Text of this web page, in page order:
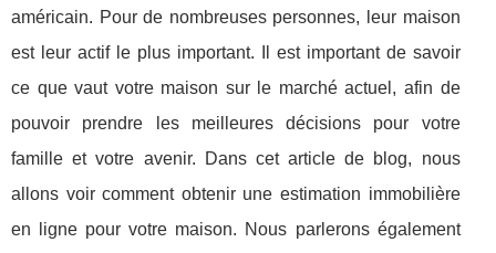
américain. Pour de nombreuses personnes, leur maison
est leur actif le plus important. Il est important de savoir
ce que vaut votre maison sur le marché actuel, afin de
pouvoir prendre les meilleures décisions pour votre
famille et votre avenir. Dans cet article de blog, nous
allons voir comment obtenir une estimation immobilière
en ligne pour votre maison. Nous parlerons également